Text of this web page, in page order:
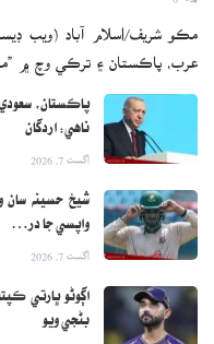
مرڪ جان جي پڦيءَ جو موقف
مڪو شريف/اسلام آباد (ويب
عرب، پاڪستان ۽ ترڪي وچ ۾
پاڪستان،
ناهي: اردگان
اگست 7, 2026
شيخ حسينه سان
واپسي جا در…
اگست 7, 2026
اڳوڻو ڀارتي
بڻجي ويو